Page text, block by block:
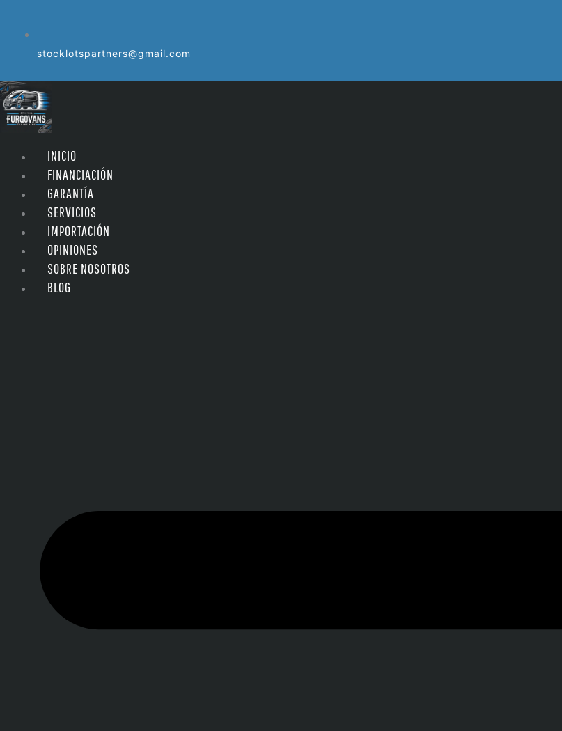
stocklotspartners@gmail.com
INICIO
FINANCIACIÓN
GARANTÍA
SERVICIOS
IMPORTACIÓN
OPINIONES
SOBRE NOSOTROS
BLOG